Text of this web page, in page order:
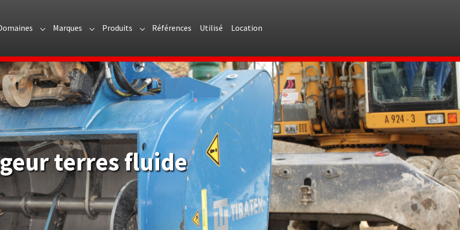
for "Présentation"
Submenu for "Domaines"
Marques Submenu for "Marques"
Produits Submenu for "Produits"
Références Utilisé Location
terres fluide